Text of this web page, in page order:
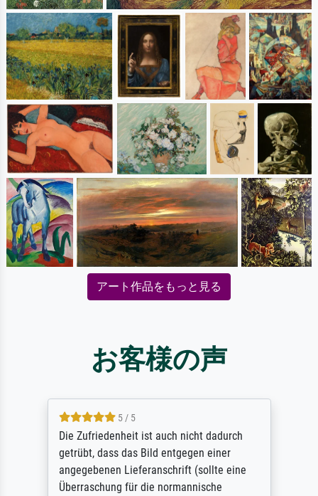
アート作品をもっと見る
お客様の声
5 / 5
Die Zufriedenheit ist auch nicht dadurch
getrübt, dass das Bild entgegen einer
angegebenen Lieferanschrift (sollte eine
Überraschung für die normannische